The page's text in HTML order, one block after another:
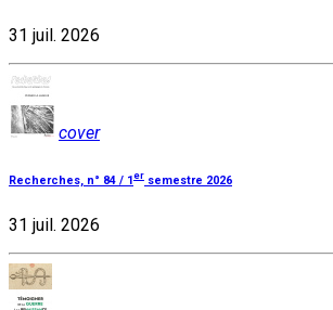
31 juil. 2026
cover
Recherches, n° 84 / 1er semestre 2026
31 juil. 2026